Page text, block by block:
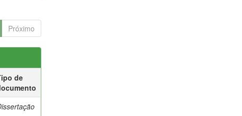
Próximo
de